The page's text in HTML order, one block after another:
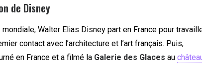
de Disney
Walter Elias Disney part en France pour
contact avec l’architecture et l’art français. Puis,
en France et a filmé la Galerie des Glaces au